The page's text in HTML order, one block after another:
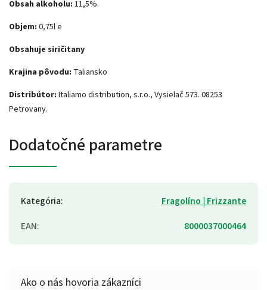
Obsah alkoholu: 11,5%.
Objem: 0,75l e
Obsahuje siričitany
Krajina pôvodu: Taliansko
Distribútor: Italiamo distribution, s.r.o., Vysielač 573. 08253
Petrovany.
Dodatočné parametre
Kategória:
Fragolíno | Frizzante
EAN: 8000037000464